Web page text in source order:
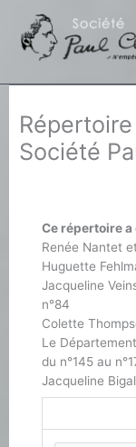
contenu
Société
Ce répertoire
Renée Nantet
Huguette
Jacqueline
n°84
Colette
Le
du n°145 au
Jacqueline